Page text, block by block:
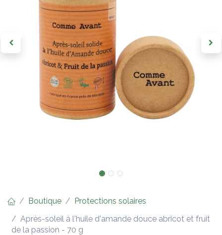
Boutique
Protections solaires
Après-soleil à l'huile d'amande douce abricot et fruit
de la passion - 70 g